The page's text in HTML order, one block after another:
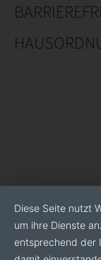
Diese Seite nutzt
um ihre Dienste
entsprechend der